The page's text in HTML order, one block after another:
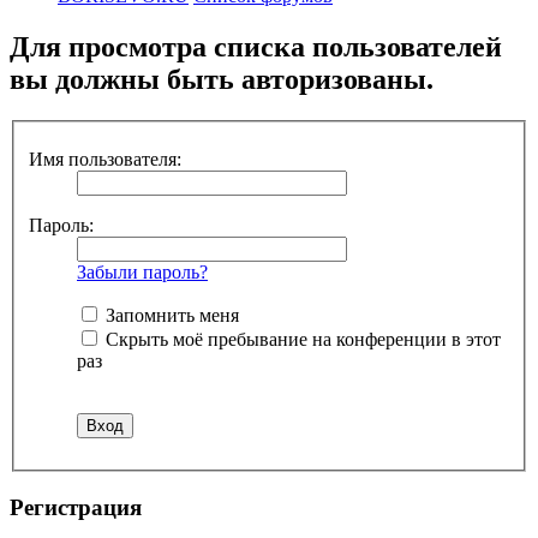
Для просмотра списка пользователей
вы должны быть авторизованы.
Имя пользователя:
Пароль:
Забыли пароль?
Запомнить меня
Скрыть моё пребывание на конференции в этот
раз
Регистрация